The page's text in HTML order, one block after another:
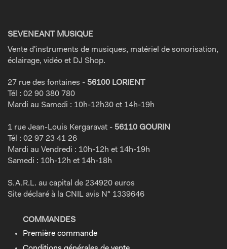
SEVENEANT MUSIQUE
Vente d'instruments de musiques, matériel de sonorisation,
éclairage, vidéo et DJ Shop.
27 rue des fontaines - 56100 LORIENT
Tél : 02 90 380 780
Mardi au Samedi : 10h-12h30 et 14h-19h
1 rue Jean-Louis Kergaravat - 56110 GOURIN
Tél : 02 97 23 41 26
Mardi au Vendredi : 10h-12h et 14h-19h
Samedi : 10h-12h et 14h-18h
S.A.R.L. au capital de 234920 euros
Site déclaré à la CNIL avis N° 1339646
COMMANDES
Première commande